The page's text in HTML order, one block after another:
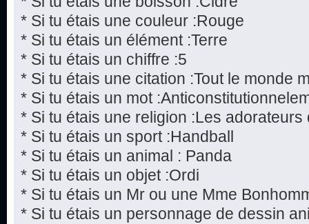
* Si tu étais une couleur :Rouge
* Si tu étais un élément :Terre
* Si tu étais un chiffre :5
* Si tu étais une citation :Tout le monde
* Si tu étais un mot
* Si tu étais une religion :Les adorateurs
* Si tu étais un sport :Handball
* Si tu étais un animal : Panda
* Si tu étais un objet :Ordi
* Si tu étais un Mr ou une Mme
* Si tu étais un personnage de dessin